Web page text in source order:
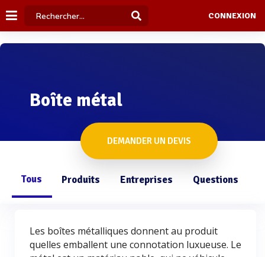
CONNEXION
Boîte métal
DEMANDER UN DEVIS
Tous Produits Entreprises Questions
Les boîtes métalliques donnent au produit
quelles emballent une connotation luxueuse. Le